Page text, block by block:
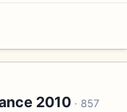
2010 · 857